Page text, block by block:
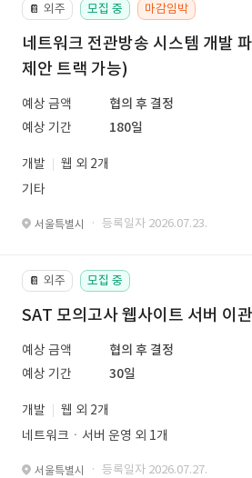
📔 외주 모집 중 마감임박
네트워크 전관방송 시스템 개발
제안 트랙 가능)
예상 금액
협의 후 결정
예상 기간
180일
개발
웹 외 2개
기타
서울특별시 · 등록일자 2026.07.23.
📔 외주 모집 중
SAT 모의고사 웹사이트 서버 이
예상 금액
협의 후 결정
예상 기간
30일
개발
웹 외 2개
네트워크ㆍ서버 운영 외 1개
서울특별시 · 등록일자 2026.07.27.